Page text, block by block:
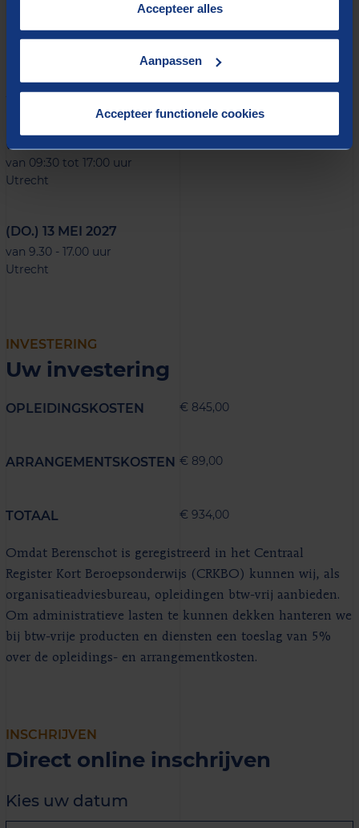
Accepteer alles
Aanpassen
Accepteer functionele cookies
DATA
Waar en wanneer
(DO.) 19 NOVEMBER 2026
van 09:30 tot 17:00 uur
Utrecht
(DO.) 13 MEI 2027
van 9.30 - 17.00 uur
Utrecht
INVESTERING
Uw investering
OPLEIDINGSKOSTEN € 845,00
ARRANGEMENTSKOSTEN € 89,00
TOTAAL € 934,00
Omdat Berenschot is geregistreerd in het Centraal
Register Kort Beroepsonderwijs (CRKBO) kunnen wij, als
organisatieadviesbureau, opleidingen btw-vrij aanbieden.
Om administratieve lasten te kunnen dekken hanteren we
bij btw-vrije producten en diensten een toeslag van 5%
over de opleidings- en arrangementkosten.
INSCHRIJVEN
Direct online inschrijven
Kies uw datum